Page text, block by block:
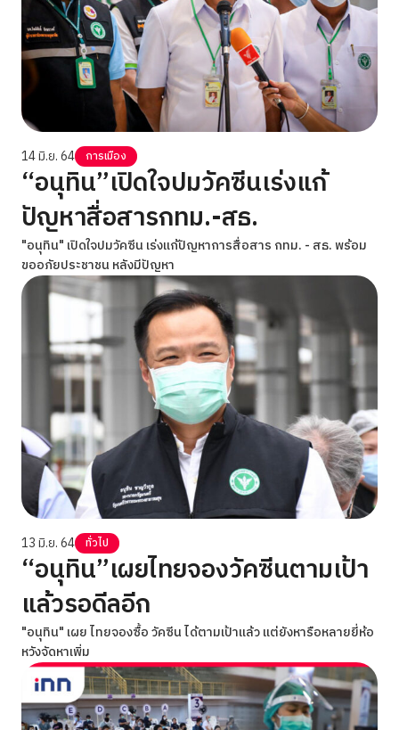
14 มิ.ย. 64 การเมือง
“อนุทิน”เปิดใจปมวัคซีนเร่งแก้
ปัญหาสื่อสารกทม.-สธ.
"อนุทิน" เปิดใจปมวัคซีน เร่งแก้ปัญหาการสื่อสาร กทม. - สธ. พร้อม
ขออภัยประชาชน หลังมีปัญหา
13 มิ.ย. 64 ทั่วไป
“อนุทิน”เผยไทยจองวัคซีนตามเป้า
แล้วรอดีลอีก
"อนุทิน" เผย ไทยจองซื้อ วัคซีน ได้ตามเป้าแล้ว แต่ยังหารือหลายยี่ห้อ
หวังจัดหาเพิ่ม